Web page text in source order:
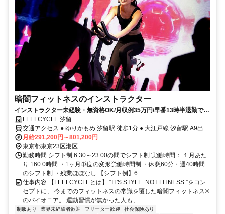
暗闇フィットネスのインストラクター
インストラクター未経験・無資格OK/月収例35万円/早番13時半退勤でプ
ライベート充実
FEELCYCLE 汐留
交通アクセス ● ゆりかもめ 汐留駅 徒歩1分 ● 大江戸線 汐留駅 A9出口
徒歩1分
月給291,200円～801,200円
東京都東京23区港区
勤務時間 シフト制 6:30～23:00の間でシフト制 実働時間： １月あた
り 160.0時間 ・1ヶ月単位の変形労働時間制 ・休憩60分・週40時間
のシフト制 ・残業ほぼなし 【シフト例】6...
仕事内容 【FEELCYCLEとは】 “IT'S STYLE. NOT FITNESS.”をコン
セプトに、 今までのフィットネスの常識を覆した暗闇フィットネス®
のパイオニア。 運動習慣が無かった人も、...
制服あり 業界未経験者歓迎 フリーター歓迎
社会保険あり